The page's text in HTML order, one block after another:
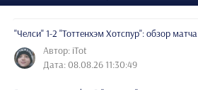
"Челси" 1-2 "Тоттенхэм Хотспур": обзор матча
Автор: iTot
Дата: 08.08.26 11:30:49